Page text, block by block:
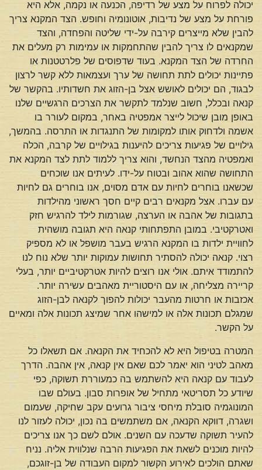
יכולה לפרוח על מצע של רדיפה, הכנעה או נקמה, אלא היא
פורחת על מצע של נדיבות, אוטונומיה וחופש. הצד המקנא צריך
להבין שלא מייצרים קירבה על-ידי שליטה והפחדה, והצד
שמקנאים לו צריך להבין שהתחמקות או עמימות רק מעלים את
החרדה של הצד המקנא. בעוד שדפוסים של פלרטטנות או
פתיינות יכולים לתת תחושה של ערך ועצמאות ללא קשר לרצון
לבגוד, הם יכולים לאושש אצל בן-הזוג את חשדותיו. בהקשר של
קנאה ובכלל, חשוב שנלמד לתקשר את הצרכים הרגשיים שלנו
באופן מובן שיכול לייצר אמפטיה באחר, במקום לעורר בו
אשמה ולדחוק אותו למקומות של התנגדות או התרסה. בהמשך,
גילויים של פגיעות צריכים להיענות בגילויים של קרבה, הכלה
ואמפטיה מהצד הנחשד, והוא צריך ללמוד לתת לצד המקנא את
התחושה שהוא אהוב ובטוח על-ידו. לעיתים אנו שוכחים
שכשאנו בוחרים לחיות עם אדם מסוים, אנו בוחרים גם לחיות
עם עברו. אצל מקנאים רבים קיים חסך ראשוני מהילדות
בתגובות של אהבה או הערצה, שגורמות לילד להרגיש חזק
ואטרקטיבי. במובן התפתחותי קנאה היא תגובה מושהית
לחוויית ילדות בו המקנא הרגיש בעבר מושפל או לא מספיק
רצוי. קנאה יכולה להסתיר תחושות עמוקות יותר שלא נוח לנו
להתמודד איתם. אולי אנו רוצים להיות אטרקטיביים יותר, בעלי
קריירה מצליחה, או עם היסטוריית מאהבים עשירה יותר.
אכזבות או חרטות מהעבר יכולות להפוך לקנאה לבן-הזוג
שמגלם תכונות אלה או למישהו אחר שמיצג תכונות אלה ומאיים
על הקשר.
המטרה בטיפול היא לא להכחיד את הקנאה. אם תשאלו כל
מאהב לטיני הוא יאמר לכם שאם אין קנאה, אין אהבה. הדרך
לעבוד עם קנאה היא להשתמש בה כמעוררת תשוקה, כפי
שיודע כל תסריטאי מתחיל של אופרות סבון. בעולם שבו
המונוגמיה סובלת מיחסי ציבור גרועים עקב שחיקה, שעמום
ושגרה, דווקא הקנאה, אם משתמשים בה נכון, יכולה לעזור לנו
להעיר תשוקה שדעכה עם השנים. אולם לשם כך אנו צריכים
להיות מוכנים לשאת את הפגיעות הרבה שנלווית אליה. נניח
שאתם הולכים לאירוע הקשור למקום העבודה של בן-זוגכם,